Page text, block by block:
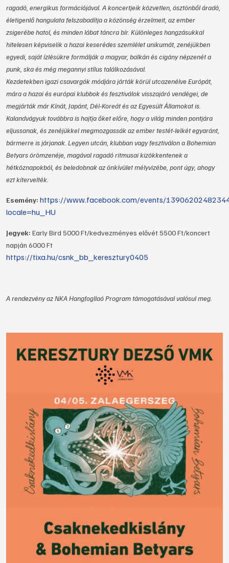
ragadó, energikus formációjával. A koncertjeik közvetlen, ösztönből áradó,
életigenlő hangulata felszabadítja a közönség érzelmeit, az ember
zsigerébe hatol, és minden lábat táncra bír. Különleges hangzásukkal
hitelesen képviselik a hazai keserédes szemlélet unikumát, zenéjükben
egyedi, saját ízlésükre formálják a magyar, balkán és cigány népzenét a
punk, ska és még megannyi stílus találkozásával.
Kezdetekben igazi csavargók módjára járták körül utcazenélve Európát,
mára a hazai és európai klubbok és fesztiválok visszajáró vendégei, de
megjárták már Kínát, Japánt, Dél-Koreát és az Egyesült Államokat is.
Kalandvágyuk továbbra is hajtja őket előre, hogy a világ minden pontjára
eljussanak, és zenéjükkel megmozgassák az ember testét-lelkét egyaránt,
bármerre is járjanak. Legyen utcán, klubban vagy fesztiválon a Bohemian
Betyars örömzenéje, magával ragadó ritmusai kizökkentenek a
hétköznapokból, és beledobnak az önkívület mélyvizébe, pont úgy, ahogy
ezt kitervelték.
Esemény: https://www.facebook.com/events/
locale=hu_HU
Jegyek: Early Bird 5000 Ft/kedvezményes elővét 5500 Ft/koncert
napján 6000 Ft
https://tixa.hu/csnk_bb_keresztury0405
A rendezvény az NKA Hangfogllaó Program támogatásával valósul meg.